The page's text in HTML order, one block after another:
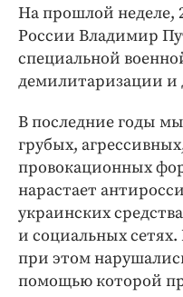
Интересное
Клиника года
Бренд года
Работодатель
На прошлой неделе,
России Владимир
специальной
демилитаризации
В последние годы
грубых,
провокационных
нарастает
украинских
и социальных
при этом
помощью которой